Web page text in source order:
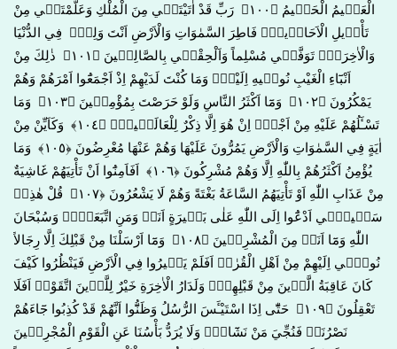
الْعَل۪يمُ الْحَك۪يمُ ﴿١٠٠﴾ رَبِّ قَدْ اٰتَيْتَن۪ي مِنَ الْمُلْكِ وَعَلَّمْتَن۪ي مِنْ
تَأْو۪يلِ الْاَحَاد۪يثِۚ فَاطِرَ السَّمٰوَاتِ وَالْاَرْضِ اَنْتَ وَلِيّ۪ فِي الدُّنْيَا
وَالْاٰخِرَةِۚ تَوَفَّن۪ي مُسْلِماً وَاَلْحِقْن۪ي بِالصَّالِح۪ينَ ﴿١٠١﴾ ذٰلِكَ مِنْ
اَنْبَٓاءِ الْغَيْبِ نُوح۪يهِ اِلَيْكَۚ وَمَا كُنْتَ لَدَيْهِمْ اِذْ اَجْمَعُٓوا اَمْرَهُمْ وَهُمْ
يَمْكُرُونَ ﴿١٠٢﴾ وَمَٓا اَكْثَرُ النَّاسِ وَلَوْ حَرَصْتَ بِمُؤْمِن۪ينَ ﴿١٠٣﴾ وَمَا
تَسْـَٔلُهُمْ عَلَيْهِ مِنْ اَجْرٍۜ اِنْ هُوَ اِلَّا ذِكْرٌ لِلْعَالَم۪ينَ۟ ﴿١٠٤﴾ وَكَاَيِّنْ مِنْ
اٰيَةٍ فِي السَّمٰوَاتِ وَالْاَرْضِ يَمُرُّونَ عَلَيْهَا وَهُمْ عَنْهَا مُعْرِضُونَ ﴿١٠٥﴾ وَمَا
يُؤْمِنُ اَكْثَرُهُمْ بِاللّٰهِ اِلَّا وَهُمْ مُشْرِكُونَ ﴿١٠٦﴾ اَفَاَمِنُٓوا اَنْ تَأْتِيَهُمْ غَاشِيَةٌ
مِنْ عَذَابِ اللّٰهِ اَوْ تَأْتِيَهُمُ السَّاعَةُ بَغْتَةً وَهُمْ لَا يَشْعُرُونَ ﴿١٠٧﴾ قُلْ هٰذِه۪
سَب۪يل۪ٓي اَدْعُٓوا اِلَى اللّٰهِ عَلٰى بَص۪يرَةٍ اَنَا۬ وَمَنِ اتَّبَعَن۪يۜ وَسُبْحَانَ
اللّٰهِ وَمَٓا اَنَا۬ مِنَ الْمُشْرِك۪ينَ ﴿١٠٨﴾ وَمَٓا اَرْسَلْنَا مِنْ قَبْلِكَ اِلَّا رِجَالاً
نُوح۪ٓي اِلَيْهِمْ مِنْ اَهْلِ الْقُرٰىۜ اَفَلَمْ يَس۪يرُوا فِي الْاَرْضِ فَيَنْظُرُوا كَيْفَ
كَانَ عَاقِبَةُ الَّذ۪ينَ مِنْ قَبْلِهِمْۜ وَلَدَارُ الْاٰخِرَةِ خَيْرٌ لِلَّذ۪ينَ اتَّقَوْاۜ اَفَلَا
تَعْقِلُونَ ﴿١٠٩﴾ حَتّٰٓى اِذَا اسْتَيْـَٔسَ الرُّسُلُ وَظَنُّٓوا اَنَّهُمْ قَدْ كُذِبُوا جَٓاءَهُمْ
نَصْرُنَاۙ فَنُجِّيَ مَنْ نَشَٓاءُۜ وَلَا يُرَدُّ بَأْسُنَا عَنِ الْقَوْمِ الْمُجْرِم۪ينَ